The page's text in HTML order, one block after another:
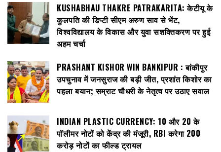
KUSHABHAU THAKRE PATRAKARITA: केटीयू के
कुलपति की डिप्टी सीएम अरुण साव से भेंट,
विश्वविद्यालय के विकास और युवा सशक्तिकरण पर हुई
अहम चर्चा
PRASHANT KISHOR WIN BANKIPUR : बांकीपुर
उपचुनाव में जनसुराज की बड़ी जीत, प्रशांत किशोर का
पहला बयान; सम्राट चौधरी के नेतृत्व पर उठाए सवाल
INDIAN PLASTIC CURRENCY: ₹10 और ₹20 के
पॉलीमर नोटों को केंद्र की मंजूरी, RBI करेगा 200
करोड़ नोटों का फील्ड ट्रायल